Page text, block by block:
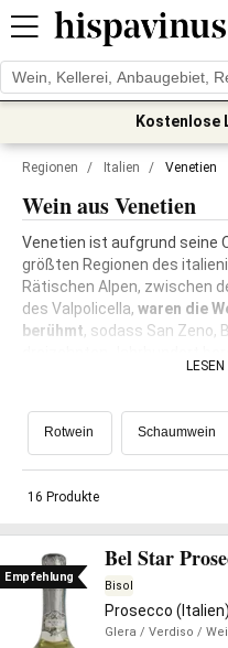
Kostenlose
Regionen / Italien / Venetien
Wein aus Venetien
Venetien ist aufgrund seine
größten Regionen des
Rätischen Alpen, zwischen
des Valpolicella, waren die
berühmt, sodass San Zeno,
Weinanbaus auf diesem
nach der Reblaus wieder zu
neuer internationaler
Land des Proseccos, ist bis
di Conegliano
aktiv, eines
LESEN
Rotwein Schaumwein
16 Produkte
Empfehlung
Bel Star
Bisol
Prosecco (Italien)
Glera / Verdiso /